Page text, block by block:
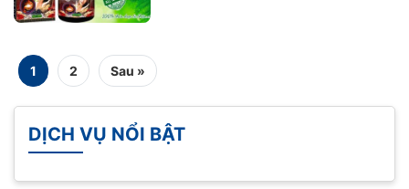
1 2 Sau »
DỊCH VỤ NỔI BẬT